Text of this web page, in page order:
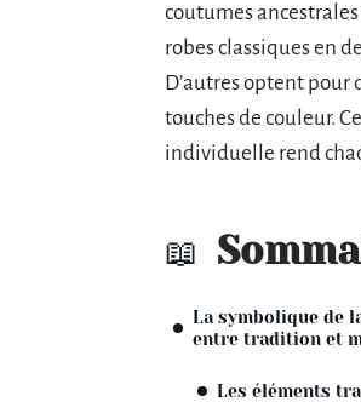
coutumes
robes classiques en
D’autres optent pour
touches de couleur.
individuelle rend
La symbolique de
entre tradition et
Les éléments